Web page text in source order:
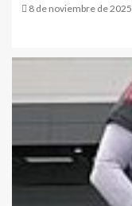
8 de noviembre de 2025